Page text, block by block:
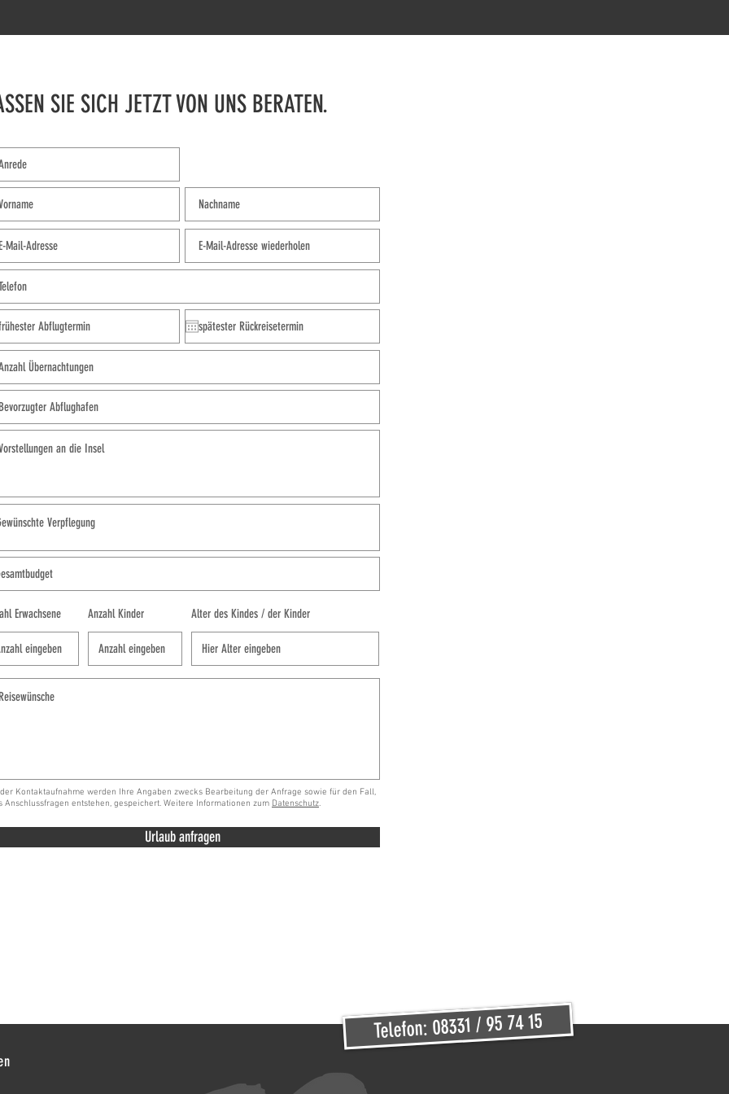
SIE SICH JETZT VON UNS BERATEN.
Erwachsene Anzahl Kinder Alter des Kindes / der Kinder
Kontaktaufnahme werden Ihre Angaben zwecks Bearbeitung der Anfrage sowie für den Fall,
Anschlussfragen entstehen, gespeichert. Weitere Informationen zum Datenschutz.
Urlaub anfragen
Telefon: 08331 / 95 74 15